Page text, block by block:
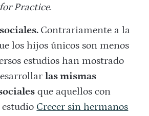
Practice.
Contrariamente a la
los hijos únicos son menos
estudios han mostrado
las mismas
que aquellos con
Crecer sin hermanos